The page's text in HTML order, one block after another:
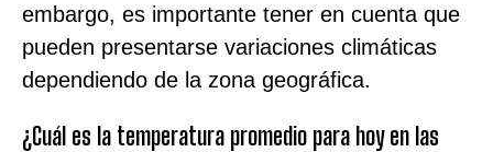
embargo, es importante tener en cuenta que
pueden presentarse variaciones climáticas
dependiendo de la zona geográfica.
¿Cuál es la temperatura promedio para hoy en las